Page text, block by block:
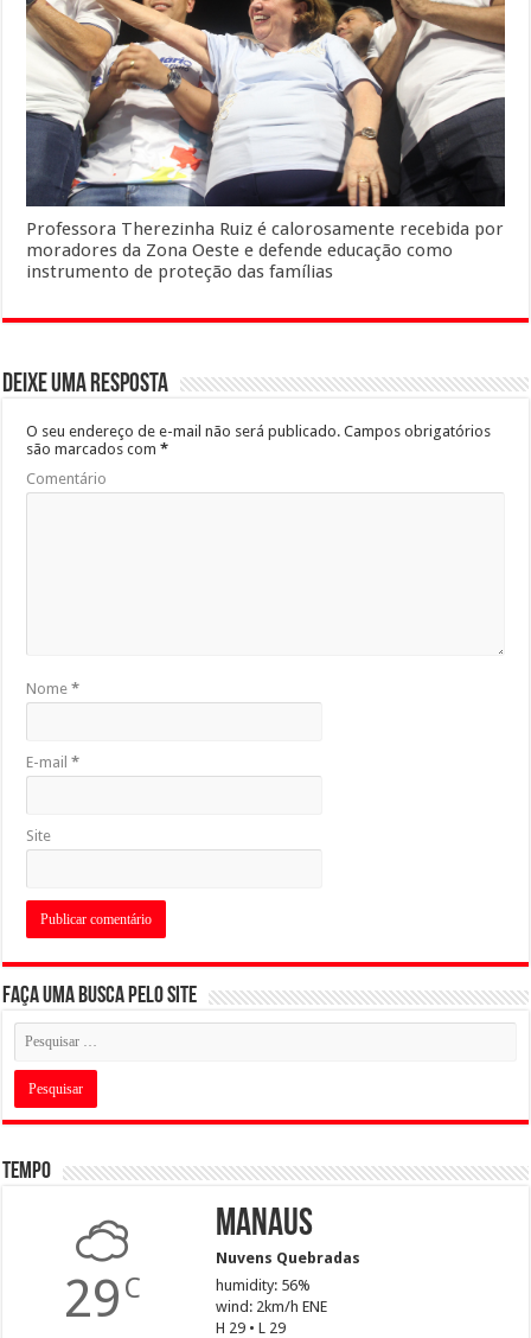
Professora Therezinha Ruiz é calorosamente recebida por
moradores da Zona Oeste e defende educação como
instrumento de proteção das famílias
Deixe uma resposta
O seu endereço de e-mail não será publicado. Campos obrigatórios
são marcados com*
Comentário
Nome*
E-mail*
Site
Faça uma busca pelo Site
Tempo
29 C
Manaus
Nuvens Quebradas
humidity: 56%
wind: 2km/h ENE
H 29 • L 29